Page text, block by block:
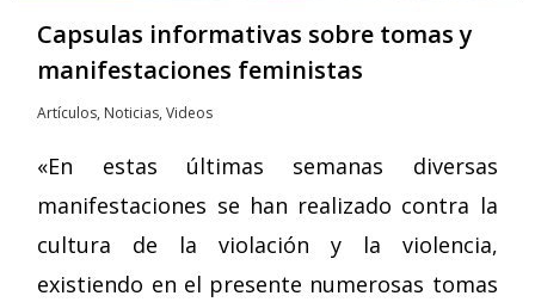
Capsulas informativas sobre tomas y
manifestaciones feministas
Artículos, Noticias,Videos
«En estas últimas semanas diversas
manifestaciones se han realizado contra la
cultura de la violación y la violencia,
existiendo en el presente numerosas tomas